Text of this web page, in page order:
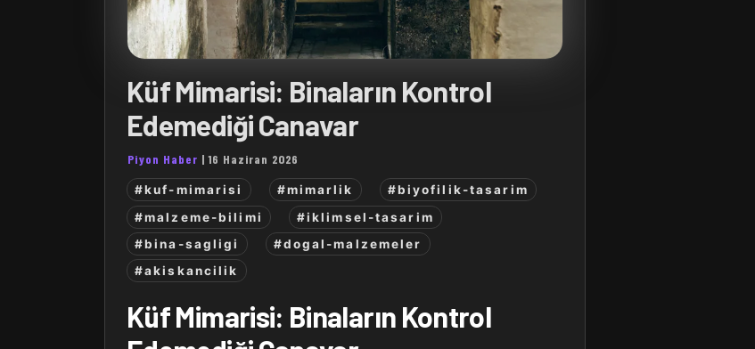
Küf Mimarisi: Binaların Kontrol
Edemediği Canavar
Piyon Haber |16 Haziran 2026
#kuf-mimarisi #mimarlik
#biyofilik-tasarim
#malzeme-bilimi
#iklimsel-tasarim
#bina-sagligi
#dogal-malzemeler
#akiskancilik
Küf Mimarisi: Binaların Kontrol